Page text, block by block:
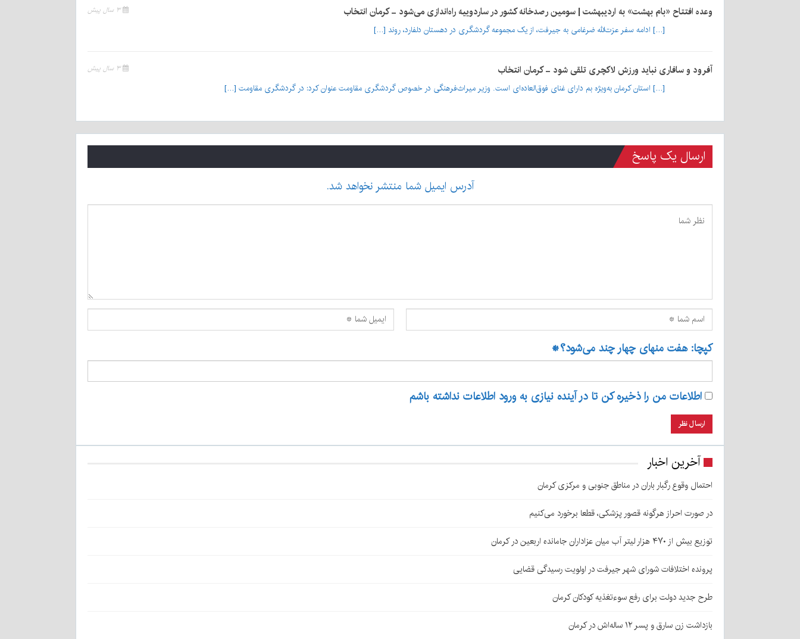
وعده افتتاح «بام بهشت» به اردیبهشت | سومین رصدخانه کشور در ساردوییه راه‌اندازی می‌شود - کرمان انتخاب ۳ سال پیش
[…] ادامه سفر عزت‌الله ضرغامی به جیرفت، از یک مجموعه گردشگری در دهستان دلفارد، روند […]
آفرود و سافاری نباید ورزش لاکچری تلقی شود - کرمان انتخاب ۳ سال پیش
[…] استان کرمان به‌ویژه بم دارای غنای فوق‌العاده‌ای است. وزیر میراث‌فرهنگی در خصوص گردشگری مقاومت عنوان کرد: در گردشگری مقاومت […]
ارسال یک پاسخ
آدرس ایمیل شما منتشر نخواهد شد.
کپچا: هفت منهای چهار چند می‌شود؟*
اطلاعات من را ذخیره کن تا در آینده نیازی به ورود اطلاعات نداشته باشم
آخرین اخبار
احتمال وقوع رگبار باران در مناطق جنوبی و مرکزی کرمان
در صورت احراز هرگونه قصور پزشکی، قطعا برخورد می‌کنیم
توزیع بیش از ۴۷۰ هزار لیتر آب میان عزاداران جامانده اربعین در کرمان
پرونده اختلافات شورای شهر جیرفت در اولویت رسیدگی قضایی
طرح جدید دولت برای رفع سوءتغذیه کودکان کرمان
بازداشت زن سارق و پسر ۱۲ ساله‌اش در کرمان